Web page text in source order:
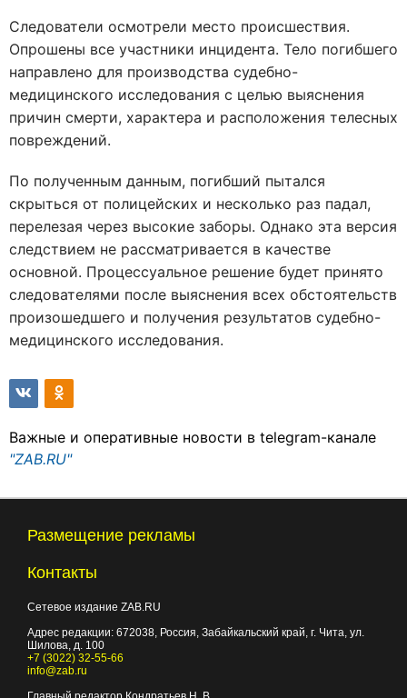
Следователи осмотрели место происшествия.
Опрошены все участники инцидента. Тело погибшего
направлено для производства судебно-
медицинского исследования с целью выяснения
причин смерти, характера и расположения телесных
повреждений.
По полученным данным, погибший пытался
скрыться от полицейских и несколько раз падал,
перелезая через высокие заборы. Однако эта версия
следствием не рассматривается в качестве
основной. Процессуальное решение будет принято
следователями после выяснения всех обстоятельств
произошедшего и получения результатов судебно-
медицинского исследования.
Важные и оперативные новости в telegram-канале
"ZAB.RU"
Размещение рекламы
Контакты
Сетевое издание ZAB.RU
Адрес редакции: 672038, Россия, Забайкальский край, г. Чита, ул.
Шилова, д. 100
+7 (3022) 32-55-66
info@zab.ru